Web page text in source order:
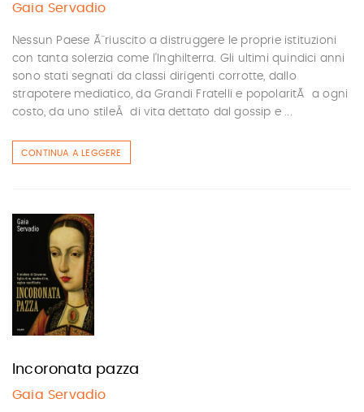
Gaia Servadio
Nessun Paese Ã¨ riuscito a distruggere le proprie istituzioni
con tanta solerzia come l'Inghilterra. Gli ultimi quindici anni
sono stati segnati da classi dirigenti corrotte, dallo
strapotere mediatico, da Grandi Fratelli e popolaritÃ a ogni
costo, da uno stileÂ di vita dettato dal gossip e ...
CONTINUA A LEGGERE
Incoronata pazza
Gaia Servadio